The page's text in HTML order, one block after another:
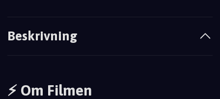
Beskrivning
⚡ Om Filmen